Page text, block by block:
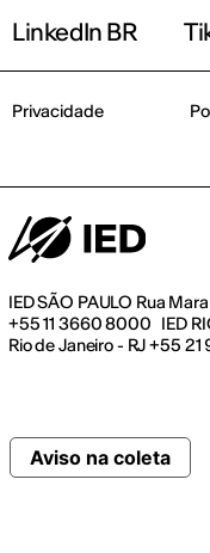
LinkedIn BR
IED SÃO PAULO Rua
+55 11 3660 8000 IED
Rio de Janeiro - RJ +55
Privacidade
Aviso na coleta